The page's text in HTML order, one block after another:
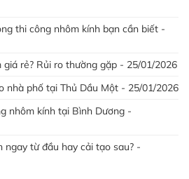
thi công nhôm kính bạn cần biết -
giá rẻ? Rủi ro thường gặp - 25/01/2026
nhà phố tại Thủ Dầu Một - 25/01/2026
nhôm kính tại Bình Dương -
ngay từ đầu hay cải tạo sau? -